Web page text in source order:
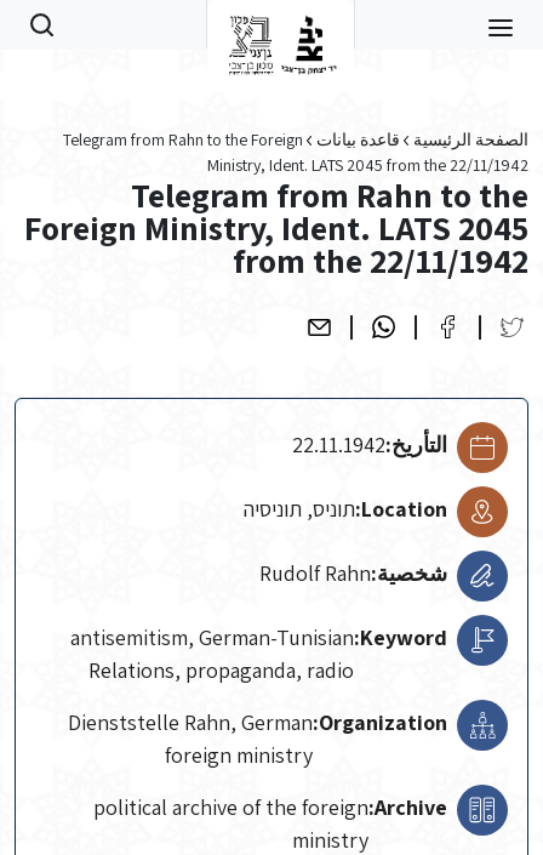
الصفحة الرئيسية قاعدة بيانات
Telegram from Rahn to the Foreign
Ministry, Ident. LATS 2045 from the 22/11/1942
Telegram from Rahn to the
Foreign Ministry, Ident. LATS 2045
from the 22/11/1942
التأريخ:22.11.1942
Location: תוניס, תוניסיה
شخصية:Rudolf Rahn
Keyword:
antisemitism, German-Tunisian
Relations, propaganda, radio
Organization:
Dienststelle Rahn, German
foreign ministry
Archive:
political archive of the foreign
ministry